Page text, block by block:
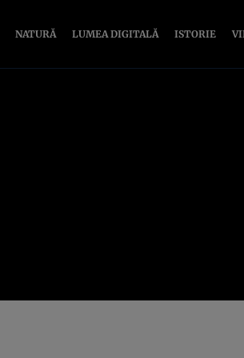
NATURĂ LUMEA DIGITALĂ ISTORIE